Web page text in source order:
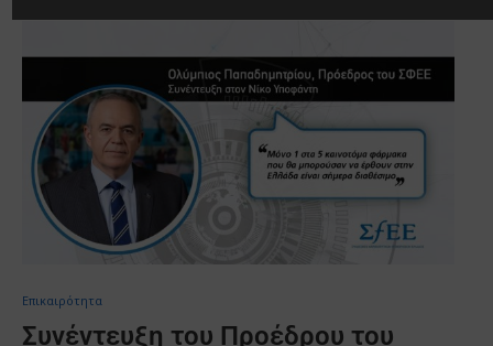
Επικαιρότητα
Συνέντευξη του Προέδρου του